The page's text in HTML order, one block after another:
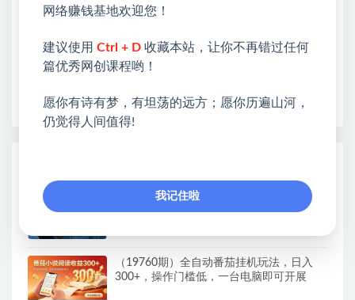
各种项目 + 提升网创认知。
开启网络之门，广受好评！
❤如果您也依存于互联网，欢迎加入本站会员，将尽
早为您提供丰盛价值。祝您前程似锦！
AI+PPT设计变现实战训练营，我们派单，
让你的才华直接变现，三大核心模块带你构
（19760期）全自动番茄挂机玩法，日入
300+，操作门槛低，一台电脑即可开展
网络赚钱基地欢迎您！
建议使用 Ctrl + D 收藏本站，让你不再错过任何
篇优秀网创课程哟！
愿你有诗有梦，有坦荡的远方；愿你历遍山河，
仍觉得人间值得!
我记住啦